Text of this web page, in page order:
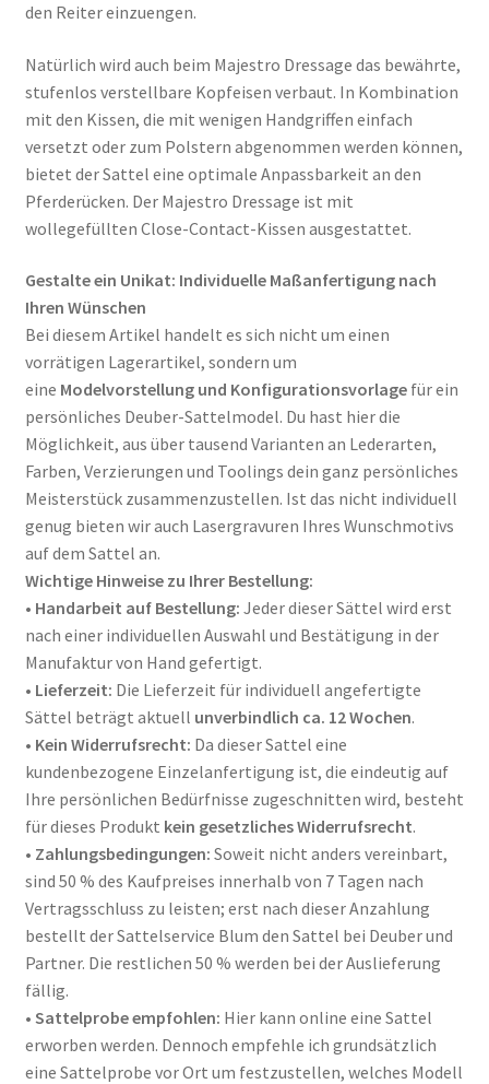
den Reiter einzuengen.
Natürlich wird auch beim Majestro Dressage das bewährte,
stufenlos verstellbare Kopfeisen verbaut. In Kombination
mit den Kissen, die mit wenigen Handgriffen einfach
versetzt oder zum Polstern abgenommen werden können,
bietet der Sattel eine optimale Anpassbarkeit an den
Pferderücken. Der Majestro Dressage ist mit
wollegefüllten Close-Contact-Kissen ausgestattet.
Gestalte ein Unikat: Individuelle Maßanfertigung nach
Ihren Wünschen
Bei diesem Artikel handelt es sich nicht um einen
vorrätigen Lagerartikel, sondern um
eine Modelvorstellung und Konfigurationsvorlagefür ein
persönliches Deuber-Sattelmodel. Du hast hier die
Möglichkeit, aus über tausend Varianten an Lederarten,
Farben, Verzierungen und Toolings dein ganz persönliches
Meisterstück zusammenzustellen. Ist das nicht individuell
genug bieten wir auch Lasergravuren Ihres Wunschmotivs
auf dem Sattel an.
Wichtige Hinweise zu Ihrer Bestellung:
• Handarbeit auf Bestellung: Jeder dieser Sättel wird erst
nach einer individuellen Auswahl und Bestätigung in der
Manufaktur von Hand gefertigt.
• Lieferzeit: Die Lieferzeit für individuell angefertigte
Sättel beträgt aktuell unverbindlich ca. 12 Wochen.
• Kein Widerrufsrecht: Da dieser Sattel eine
kundenbezogene Einzelanfertigung ist, die eindeutig auf
Ihre persönlichen Bedürfnisse zugeschnitten wird, besteht
für dieses Produkt kein gesetzliches Widerrufsrecht.
• Zahlungsbedingungen: Soweit nicht anders vereinbart,
sind 50 % des Kaufpreises innerhalb von 7 Tagen nach
Vertragsschluss zu leisten; erst nach dieser Anzahlung
bestellt der Sattelservice Blum den Sattel bei Deuber und
Partner. Die restlichen 50 % werden bei der Auslieferung
fällig.
• Sattelprobe empfohlen: Hier kann online eine Sattel
erworben werden. Dennoch empfehle ich grundsätzlich
eine Sattelprobe vor Ort um festzustellen, welches Modell